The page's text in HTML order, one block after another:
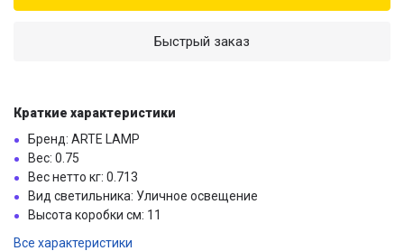
Быстрый заказ
Краткие характеристики
Бренд: ARTE LAMP
Вес: 0.75
Вес нетто кг: 0.713
Вид светильника: Уличное освещение
Высота коробки см: 11
Все характеристики